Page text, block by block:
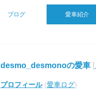
ブログ 愛車紹介
desmo_desmonoの愛車 [
プロフィール(愛車ログ)